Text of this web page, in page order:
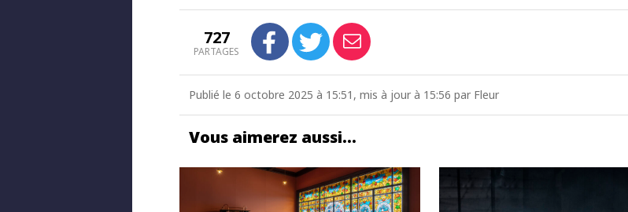
727
PARTAGES
Publié le 6 octobre 2025 à 15:51, mis à jour à 15:56 par Fleur
Vous aimerez aussi…